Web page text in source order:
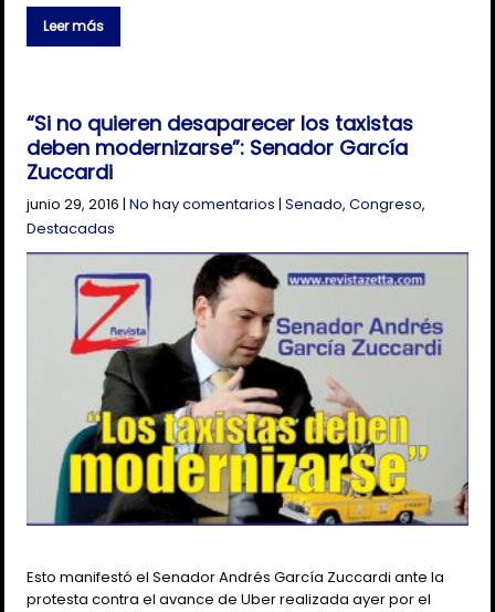
Leer más
“Si no quieren desaparecer los taxistas
deben modernizarse”: Senador García
Zuccardi
junio 29, 2016 |No hay comentarios |Senado,Congreso,
Destacadas
Esto manifestó el Senador Andrés García Zuccardi ante la
protesta contra el avance de Uber realizada ayer por el